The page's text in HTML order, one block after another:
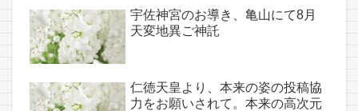
宇佐神宮のお導き、亀山にて8月
天変地異ご神託
仁徳天皇より、本来の姿の投稿協
力をお願いされて。本来の高次元